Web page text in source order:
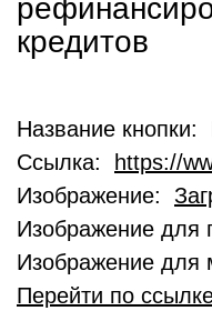
кредитов
Название
Ссылка:
https://
Изображение:
Изображение для
Изображение для
Перейти по